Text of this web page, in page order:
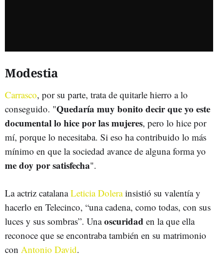
Modestia
Carrasco, por su parte, trata de quitarle hierro a lo
conseguido. "Quedaría muy bonito decir que yo este
documental lo hice por las mujeres, pero lo hice por
mí, porque lo necesitaba. Si eso ha contribuido lo más
mínimo en que la sociedad avance de alguna forma yo
me doy por satisfecha".
La actriz catalanaLeticia Dolerainsistió su valentía y
hacerlo en Telecinco, “una cadena, como todas, con sus
luces y sus sombras”. Unaoscuridad en la que ella
reconoce que se encontraba también en su matrimonio
con Antonio David.